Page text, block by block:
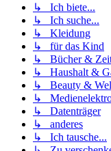
↳ Ich biete...
↳ Ich suche...
↳ Kleidung
↳ für das Kind
↳ Bücher &
↳ Haushalt &
↳ Beauty &
↳
↳ Datenträger
↳ anderes
↳ Ich tausche...